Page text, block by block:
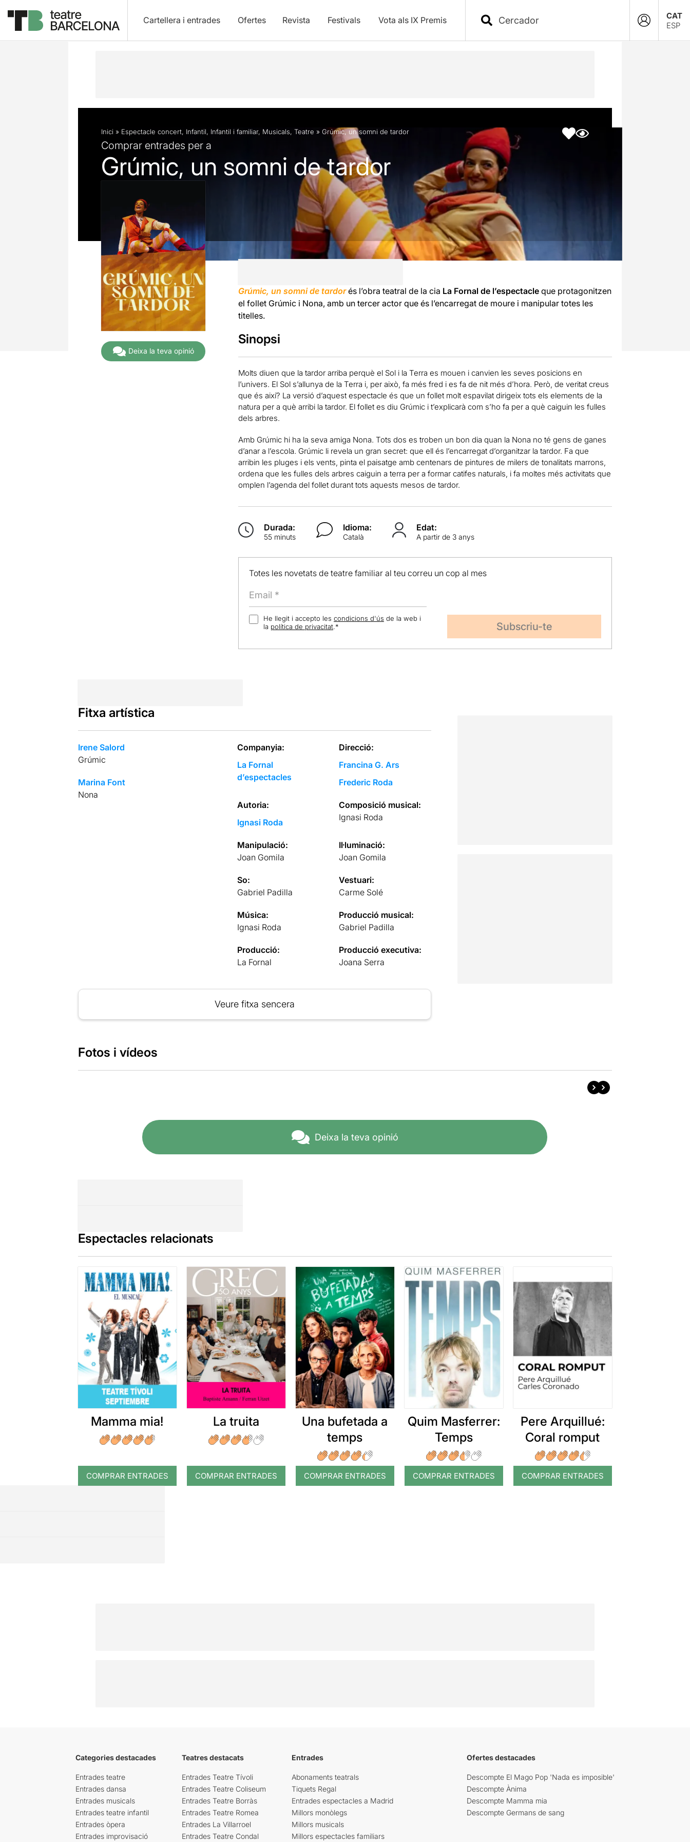
Cartellera i entrades Ofertes Revista Festivals Vota als IX Premis
CAT
ESP
Descripció Fitxa artística Fotos i vídeos
Inici » Espectacle concert, Infantil, Infantil i familiar, Musicals, Teatre » Grúmic, un somni de tardor
Comprar entrades per a
Grúmic, un somni de tardor
Deixa la teva opinió
Grúmic, un somni de tardorés l’obra teatral de la cia La Fornal de l’espectacleque protagonitzen
el follet Grúmic i Nona, amb un tercer actor que és l’encarregat de moure i manipular totes les
titelles.
Sinopsi
Molts diuen que la tardor arriba perquè el Sol i la Terra es mouen i canvien les seves posicions en
l’univers. El Sol s’allunya de la Terra i, per això, fa més fred i es fa de nit més d’hora. Però, de veritat creus
que és així? La versió d’aquest espectacle és que un follet molt espavilat dirigeix tots els elements de la
natura per a què arribi la tardor. El follet es diu Grúmic i t’explicarà com s’ho fa per a què caiguin les fulles
dels arbres.
Amb Grúmic hi ha la seva amiga Nona. Tots dos es troben un bon dia quan la Nona no té gens de ganes
d’anar a l’escola. Grúmic li revela un gran secret: que ell és l’encarregat d’organitzar la tardor. Fa que
arribin les pluges i els vents, pinta el paisatge amb centenars de pintures de milers de tonalitats marrons,
ordena que les fulles dels arbres caiguin a terra per a formar catifes naturals, i fa moltes més activitats que
omplen l’agenda del follet durant tots aquests mesos de tardor.
Durada:
55 minuts
Idioma:
Català
Edat:
A partir de 3 anys
Totes les novetats de teatre familiar al teu correu un cop al mes
He llegit i accepto les condicions d'ús de la web i
la política de privacitat.*
Fitxa artística
Irene Salord
Grúmic
Marina Font
Nona
Companyia:
La Fornal
d’espectacles
Direcció:
Francina G. Ars
Frederic Roda
Autoria:
Ignasi Roda
Composició musical:
Ignasi Roda
Manipulació:
Joan Gomila
Il·luminació:
Joan Gomila
So:
Gabriel Padilla
Vestuari:
Carme Solé
Música:
Ignasi Roda
Producció musical:
Gabriel Padilla
Producció:
La Fornal
Producció executiva:
Joana Serra
Veure fitxa sencera
Fotos i vídeos
Deixa la teva opinió
Espectacles relacionats
Mamma mia!
COMPRAR ENTRADES
La truita
COMPRAR ENTRADES
Una bufetada a
temps
COMPRAR ENTRADES
Quim Masferrer:
Temps
COMPRAR ENTRADES
Pere Arquillué:
Coral romput
COMPRAR ENTRADES
Categories destacades
Entrades teatre
Entrades dansa
Entrades musicals
Entrades teatre infantil
Entrades òpera
Entrades improvisació
Teatres destacats
Entrades Teatre Tívoli
Entrades Teatre Coliseum
Entrades Teatre Borràs
Entrades Teatre Romea
Entrades La Villarroel
Entrades Teatre Condal
Entrades
Abonaments teatrals
Tiquets Regal
Entrades espectacles a Madrid
Millors monòlegs
Millors musicals
Millors espectacles familiars
Ofertes destacades
Descompte El Mago Pop 'Nada es imposible'
Descompte Ànima
Descompte Mamma mia
Descompte Germans de sang